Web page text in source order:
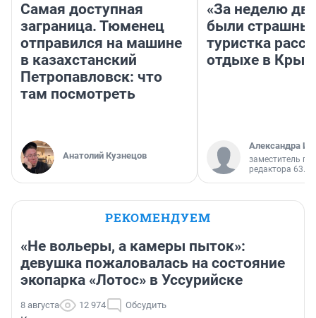
Самая доступная
заграница. Тюменец
отправился на машине
в казахстанский
Петропавловск: что
там посмотреть
Анатолий Кузнецов
«За неделю
были
туристка
отдыхе в
Александра
заместитель
редактора 63.RU
РЕКОМЕНДУЕМ
«Не вольеры, а камеры пыток»:
девушка пожаловалась на состояние
экопарка «Лотос» в Уссурийске
8 августа 12 974 Обсудить